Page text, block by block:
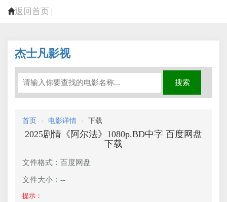
返回首页
杰士凡影视
首页 › 电影详情 › 下载
2025剧情《阿尔法》1080p.BD中字 百度网盘
下载
文件格式：百度网盘
文件大小：--
提示：